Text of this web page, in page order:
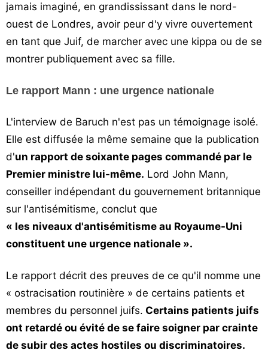
jamais imaginé, en grandississant dans le nord-
ouest de Londres, avoir peur d'y vivre ouvertement
en tant que Juif, de marcher avec une kippa ou de se
montrer publiquement avec sa fille.
Le rapport Mann : une urgence nationale
L'interview de Baruch n'est pas un témoignage isolé.
Elle est diffusée la même semaine que la publication
d'un rapport de soixante pages commandé par le
Premier ministre lui-même. Lord John Mann,
conseiller indépendant du gouvernement britannique
sur l'antisémitisme, conclut que
« les niveaux d'antisémitisme au Royaume-Uni
constituent une urgence nationale ».
Le rapport décrit des preuves de ce qu'il nomme une
« ostracisation routinière » de certains patients et
membres du personnel juifs. Certains patients juifs
ont retardé ou évité de se faire soigner par crainte
de subir des actes hostiles ou discriminatoires.